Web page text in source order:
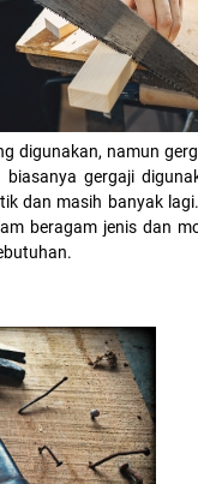
digunakan, namun
biasanya gergaji
dan masih banyak
beragam jenis dan